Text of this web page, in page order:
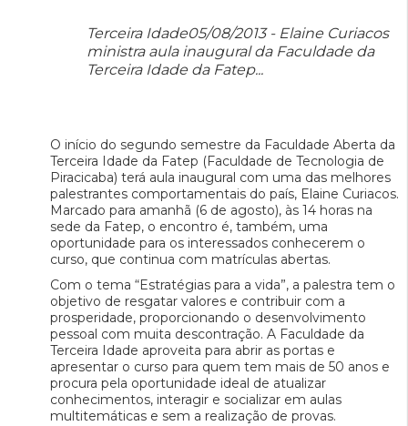
Terceira Idade05/08/2013 - Elaine Curiacos
ministra aula inaugural da Faculdade da
Terceira Idade da Fatep...
O início do segundo semestre da Faculdade Aberta da
Terceira Idade da Fatep (Faculdade de Tecnologia de
Piracicaba) terá aula inaugural com uma das melhores
palestrantes comportamentais do país, Elaine Curiacos.
Marcado para amanhã (6 de agosto), às 14 horas na
sede da Fatep, o encontro é, também, uma
oportunidade para os interessados conhecerem o
curso, que continua com matrículas abertas.
Com o tema “Estratégias para a vida”, a palestra tem o
objetivo de resgatar valores e contribuir com a
prosperidade, proporcionando o desenvolvimento
pessoal com muita descontração. A Faculdade da
Terceira Idade aproveita para abrir as portas e
apresentar o curso para quem tem mais de 50 anos e
procura pela oportunidade ideal de atualizar
conhecimentos, interagir e socializar em aulas
multitemáticas e sem a realização de provas.